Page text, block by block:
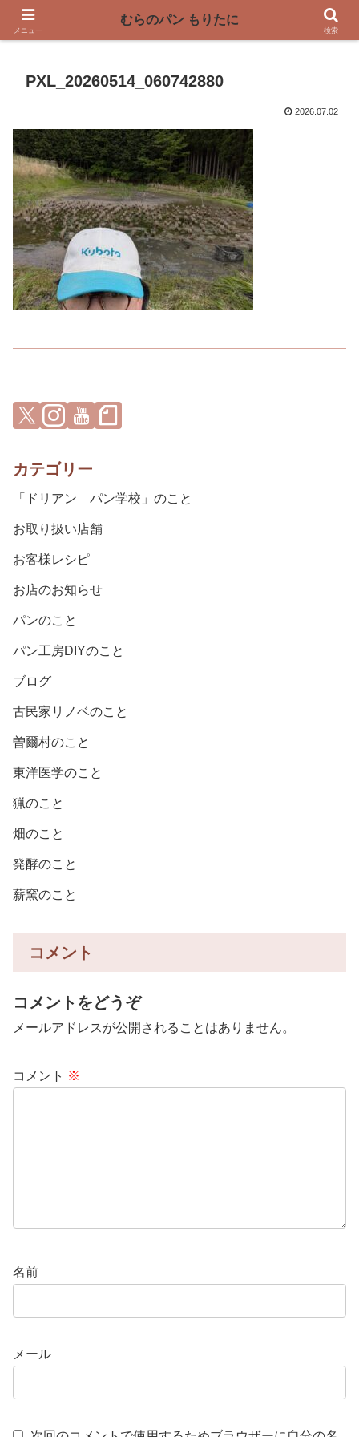
〜奈良県曽爾村の薪窯パン屋〜
PXL_20260514_060742880
2026.07.02
カテゴリー
「ドリアン パン学校」のこと
お取り扱い店舗
お客様レシピ
お店のお知らせ
パンのこと
パン工房DIYのこと
ブログ
古民家リノベのこと
曽爾村のこと
東洋医学のこと
猟のこと
畑のこと
発酵のこと
薪窯のこと
コメント
コメントをどうぞ
メールアドレスが公開されることはありません。
コメント ※
名前
メール
メニュー
むらのパン もりたに
検索